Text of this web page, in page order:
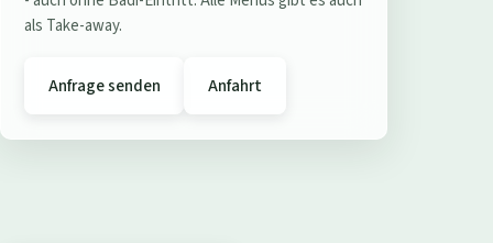
s
r
als Take-away.
Anfrage senden Anfahrt